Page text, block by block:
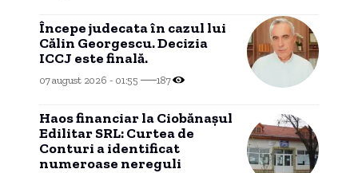
Începe judecata în cazul lui
Călin Georgescu. Decizia
ICCJ este finală.
07 august 2026 - 01:55 187
Haos financiar la Ciobănașul
Edilitar SRL: Curtea de
Conturi a identificat
numeroase nereguli